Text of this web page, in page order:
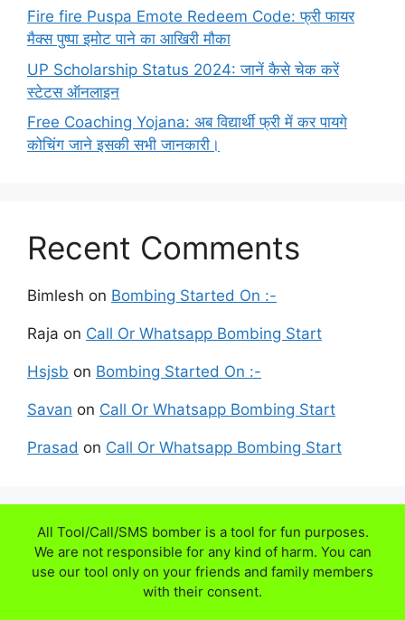
Fire fire Puspa Emote Redeem Code: फ्री फायर
मैक्स पुष्पा इमोट पाने का आखिरी मौका
UP Scholarship Status 2024: जानें कैसे चेक करें
स्टेटस ऑनलाइन
Free Coaching Yojana: अब विद्यार्थी फ्री में कर पायगे
कोचिंग जाने इसकी सभी जानकारी।
Recent Comments
Bimlesh on Bombing Started On :-
Raja on Call Or Whatsapp Bombing Start
Hsjsb on Bombing Started On :-
Savan on Call Or Whatsapp Bombing Start
Prasad on Call Or Whatsapp Bombing Start
All Tool/Call/SMS bomber is a tool for fun purposes.
We are not responsible for any kind of harm. You can
use our tool only on your friends and family members
with their consent.